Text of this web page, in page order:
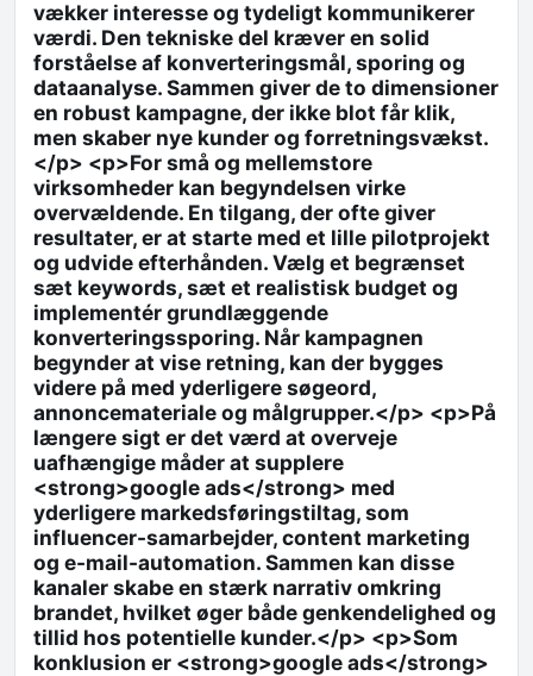
vækker interesse og tydeligt kommunikerer
værdi. Den tekniske del kræver en solid
forståelse af konverteringsmål, sporing og
dataanalyse. Sammen giver de to dimensioner
en robust kampagne, der ikke blot får klik,
men skaber nye kunder og forretningsvækst.
</p> <p>For små og mellemstore
virksomheder kan begyndelsen virke
overvældende. En tilgang, der ofte giver
resultater, er at starte med et lille pilotprojekt
og udvide efterhånden. Vælg et begrænset
sæt keywords, sæt et realistisk budget og
implementér grundlæggende
konverteringssporing. Når kampagnen
begynder at vise retning, kan der bygges
videre på med yderligere søgeord,
annoncemateriale og målgrupper.</p> <p>På
længere sigt er det værd at overveje
uafhængige måder at supplere
<strong>google ads</strong> med
yderligere markedsføringstiltag, som
influencer-samarbejder, content marketing
og e-mail-automation. Sammen kan disse
kanaler skabe en stærk narrativ omkring
brandet, hvilket øger både genkendelighed og
tillid hos potentielle kunder.</p> <p>Som
konklusion er <strong>google ads</strong>